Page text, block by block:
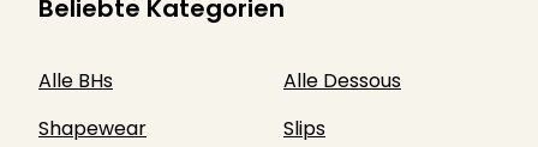
Beliebte Kategorien
Alle BHs
Alle Dessous
Shapewear
Slips